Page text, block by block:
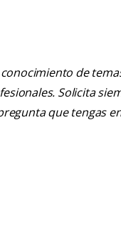
de
Solicita
que tengas